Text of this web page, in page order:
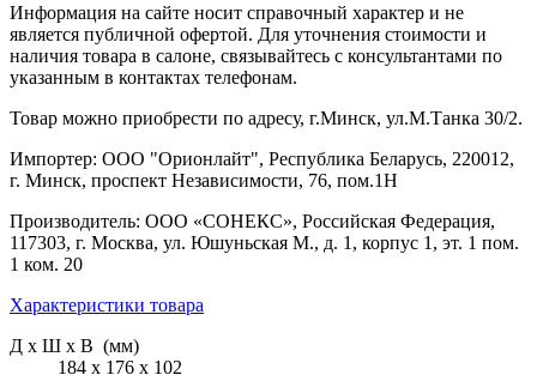
Информация на сайте носит справочный характер и не
является публичной офертой. Для уточнения стоимости и
наличия товара в салоне, связывайтесь с консультантами по
указанным в контактах телефонам.
Товар можно приобрести по адресу, г.Минск, ул.М.Танка 30/2.
Импортер: ООО "Орионлайт", Республика Беларусь, 220012,
г. Минск, проспект Независимости, 76, пом.1Н
Производитель: ООО «СОНЕКС», Российская Федерация,
117303, г. Москва, ул. Юшуньская М., д. 1, корпус 1, эт. 1 пом.
1 ком. 20
Характеристики товара
Д х Ш х В (мм)
184 х 176 х 102